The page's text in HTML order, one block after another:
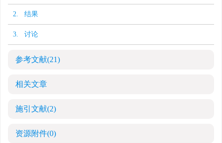
2. 结果
3. 讨论
参考文献(21)
相关文章
施引文献(2)
资源附件(0)